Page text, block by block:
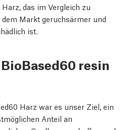
das im Vergleich zu
Markt geruchsärmer und
ist.
resin
Harz war es unser Ziel, ein
Anteil an